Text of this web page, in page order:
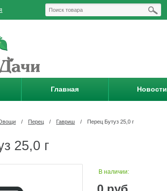
Главная Новости
/ Перец / Гавриш / Перец Бутуз 25,0 г
25,0 г
В наличии: